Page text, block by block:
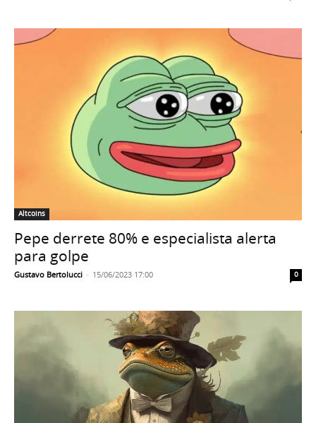
Altcoins
Pepe derrete 80% e especialista alerta
para golpe
Gustavo Bertolucci - 15/06/2023 17:00 0